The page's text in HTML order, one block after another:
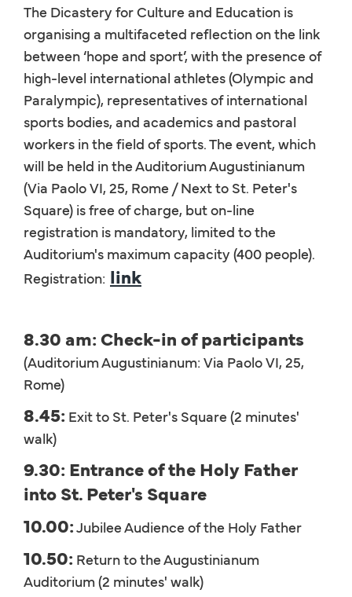
The Dicastery for Culture and Education is
organising a multifaceted reflection on the link
between ‘hope and sport’, with the presence of
high-level international athletes (Olympic and
Paralympic), representatives of international
sports bodies, and academics and pastoral
workers in the field of sports. The event, which
will be held in the Auditorium Augustinianum
(Via Paolo VI, 25, Rome / Next to St. Peter's
Square) is free of charge, but on-line
registration is mandatory, limited to the
Auditorium's maximum capacity (400 people).
Registration: link
8.30 am: Check-in of participants
(Auditorium Augustinianum: Via Paolo VI, 25,
Rome)
8.45: Exit to St. Peter's Square (2 minutes'
walk)
9.30: Entrance of the Holy Father
into St. Peter's Square
10.00:Jubilee Audience of the Holy Father
10.50: Return to the Augustinianum
Auditorium (2 minutes' walk)